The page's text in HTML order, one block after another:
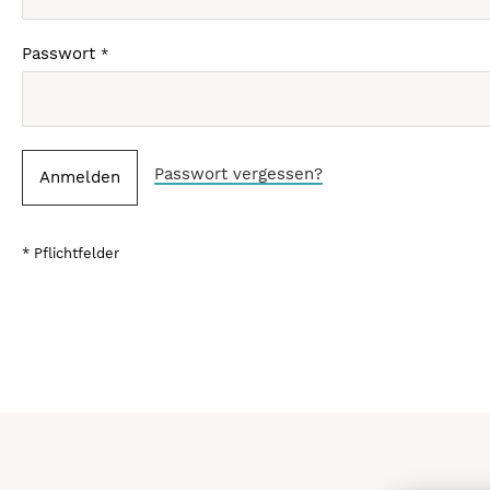
Passwort
Anmelden Passwort vergessen?